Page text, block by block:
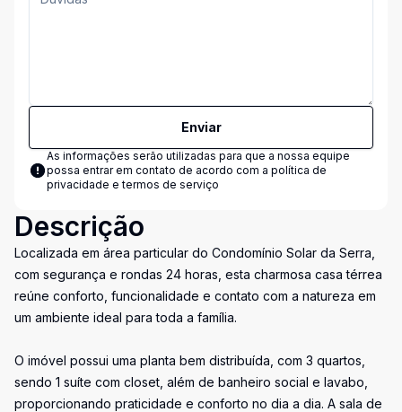
Enviar
As informações serão utilizadas para que a nossa equipe
possa entrar em contato de acordo com a política de
privacidade e termos de serviço
Descrição
Localizada em área particular do Condomínio Solar da Serra,
com segurança e rondas 24 horas, esta charmosa casa térrea
reúne conforto, funcionalidade e contato com a natureza em
um ambiente ideal para toda a família.
O imóvel possui uma planta bem distribuída, com 3 quartos,
sendo 1 suíte com closet, além de banheiro social e lavabo,
proporcionando praticidade e conforto no dia a dia. A sala de